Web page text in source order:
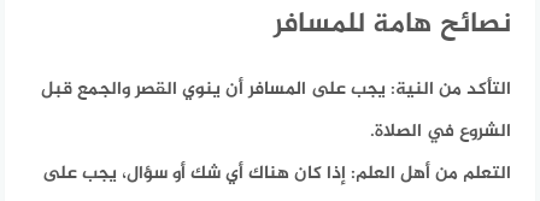
نصائح هامة للمسافر
التأكد من النية: يجب على المسافر أن ينوي القصر والجمع قبل
الشروع في الصلاة.
التعلم من أهل العلم: إذا كان هناك أي شك أو سؤال، يجب على